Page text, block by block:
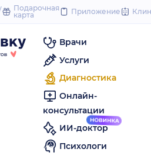
to
Закрыть
Подарочная
карта
Приложение
Врачи
Услуги
Диагностика
Онлайн-
консультации
ИИ-доктор
Психологи